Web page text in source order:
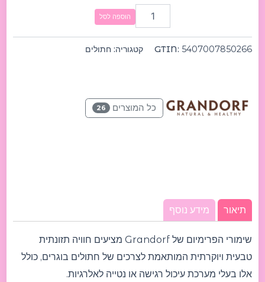
הוספה לסל
GTIN: 5407007850266 קטגוריה: חתולים
כל המוצרים 26
תיאור מידע נוסף
שימורי הפרימיום של Grandorf מציעים חוויה תזונתית
טבעית ויוקרתית המותאמת לצרכים של חתולים בוגרים, כולל
אלו בעלי מערכת עיכול רגישה או נטייה לאלרגיות.